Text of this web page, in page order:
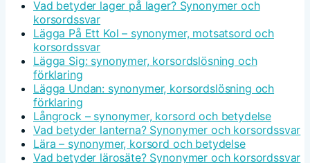
Vad betyder lager på lager? Synonymer och
korsordssvar
Lägga På Ett Kol – synonymer, motsatsord och
korsordssvar
Lägga Sig: synonymer, korsordslösning och
förklaring
Lägga Undan: synonymer, korsordslösning och
förklaring
Långrock – synonymer, korsord och betydelse
Vad betyder lanterna? Synonymer och korsordssvar
Lära – synonymer, korsord och betydelse
Vad betyder lärosäte? Synonymer och korsordssvar